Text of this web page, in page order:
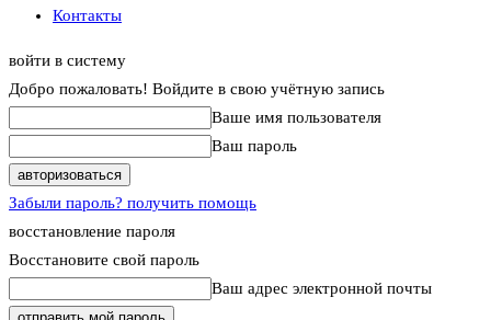
Контакты
войти в систему
Добро пожаловать! Войдите в свою учётную запись
Ваше имя пользователя
Ваш пароль
Забыли пароль? получить помощь
восстановление пароля
Восстановите свой пароль
Ваш адрес электронной почты